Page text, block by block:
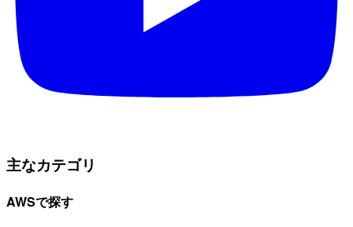
主なカテゴリ
AWSで探す